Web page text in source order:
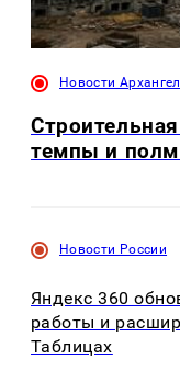
Новости
темпы и
Новости России
Яндекс 360
работы и
Таблицах